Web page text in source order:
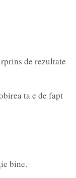
de rezultate
ta e de fapt
bine.